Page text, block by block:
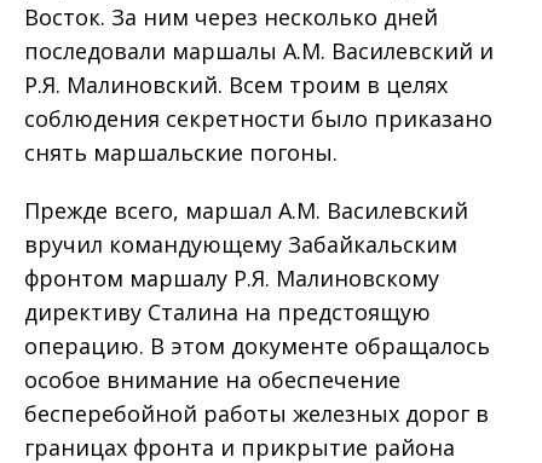
Восток. За ним через несколько дней
последовали маршалы А.М. Василевский и
Р.Я. Малиновский. Всем троим в целях
соблюдения секретности было приказано
снять маршальские погоны.
Прежде всего, маршал А.М. Василевский
вручил командующему Забайкальским
фронтом маршалу Р.Я. Малиновскому
директиву Сталина на предстоящую
операцию. В этом документе обращалось
особое внимание на обеспечение
бесперебойной работы железных дорог в
границах фронта и прикрытие района